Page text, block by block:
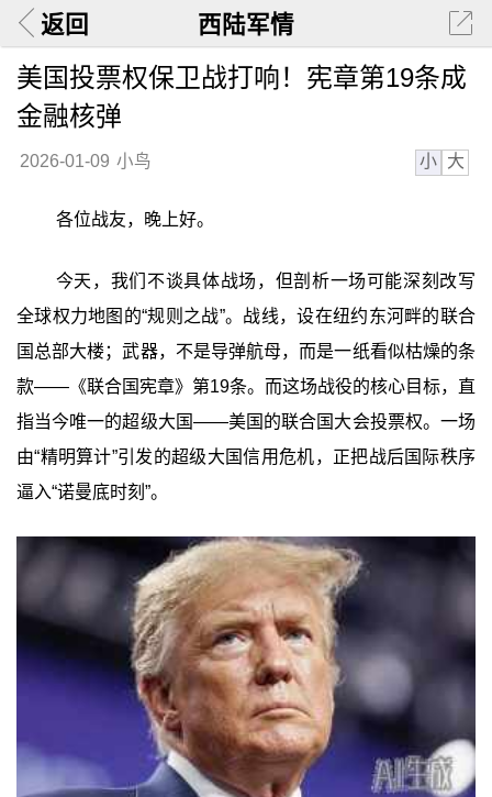
返回 西陆军情
美国投票权保卫战打响！宪章第19条成
金融核弹
2026-01-09 小鸟 小 大
各位战友，晚上好。
今天，我们不谈具体战场，但剖析一场可能深刻改写
全球权力地图的“规则之战”。战线，设在纽约东河畔的联合
国总部大楼；武器，不是导弹航母，而是一纸看似枯燥的条
款——《联合国宪章》第19条。而这场战役的核心目标，直
指当今唯一的超级大国——美国的联合国大会投票权。一场
由“精明算计”引发的超级大国信用危机，正把战后国际秩序
逼入“诺曼底时刻”。